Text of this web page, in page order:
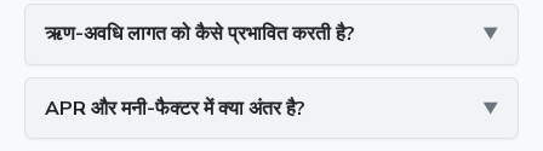
ऋण-अवधि लागत को कैसे प्रभावित करती है?
APR और मनी-फैक्टर में क्या अंतर है?